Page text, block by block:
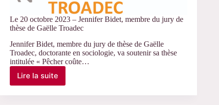
Le 20 octobre 2023 – Jennifer Bidet, membre du jury de
thèse de Gaëlle Troadec
Jennifer Bidet, membre du jury de thèse de Gaëlle
Troadec, doctorante en sociologie, va soutenir sa thèse
intitulée « Pêcher coûte…
Lire la suite
Le